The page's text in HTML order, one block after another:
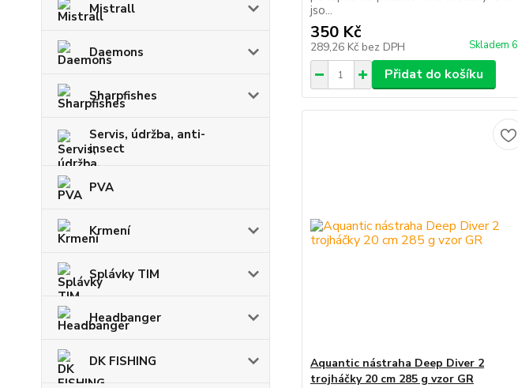
Mistrall
Daemons
Sharpfishes
Servis, údržba, anti-
insect
PVA
Krmení
Splávky TIM
Headbanger
DK FISHING
jso...
350 Kč
289,26 Kč bez DPH Skladem 6
Přidat do košíku
Aquantic nástraha Deep Diver 2
trojháčky 20 cm 285 g vzor GR